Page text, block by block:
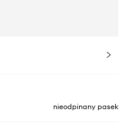
nieodpinany pasek